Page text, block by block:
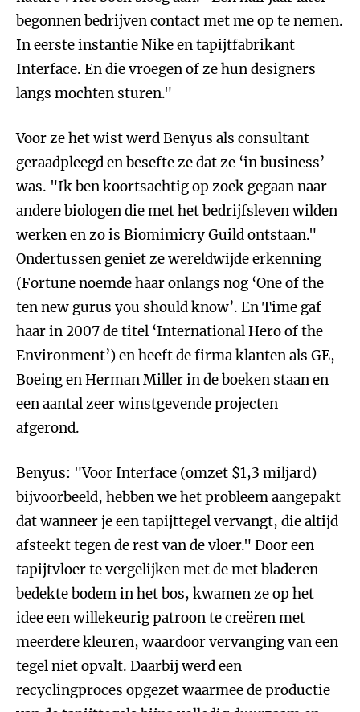
begonnen bedrijven contact met me op te nemen.
In eerste instantie Nike en tapijtfabrikant
Interface. En die vroegen of ze hun designers
langs mochten sturen."
Voor ze het wist werd Benyus als consultant
geraadpleegd en besefte ze dat ze ‘in business’
was. "Ik ben koortsachtig op zoek gegaan naar
andere biologen die met het bedrijfsleven wilden
werken en zo is Biomimicry Guild ontstaan."
Ondertussen geniet ze wereldwijde erkenning
(Fortune noemde haar onlangs nog ‘One of the
ten new gurus you should know’. En Time gaf
haar in 2007 de titel ‘International Hero of the
Environment’) en heeft de firma klanten als GE,
Boeing en Herman Miller in de boeken staan en
een aantal zeer winstgevende projecten
afgerond.
Benyus: "Voor Interface (omzet $1,3 miljard)
bijvoorbeeld, hebben we het probleem aangepakt
dat wanneer je een tapijttegel vervangt, die altijd
afsteekt tegen de rest van de vloer." Door een
tapijtvloer te vergelijken met de met bladeren
bedekte bodem in het bos, kwamen ze op het
idee een willekeurig patroon te creëren met
meerdere kleuren, waardoor vervanging van een
tegel niet opvalt. Daarbij werd een
recyclingproces opgezet waarmee de productie